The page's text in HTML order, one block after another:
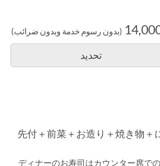
(بدون رسوم خدمة وبدون ضرائب)
تحديد
【コース内容】先付＋前菜＋お造り＋焼
ディナーのお寿司はカウンター席で